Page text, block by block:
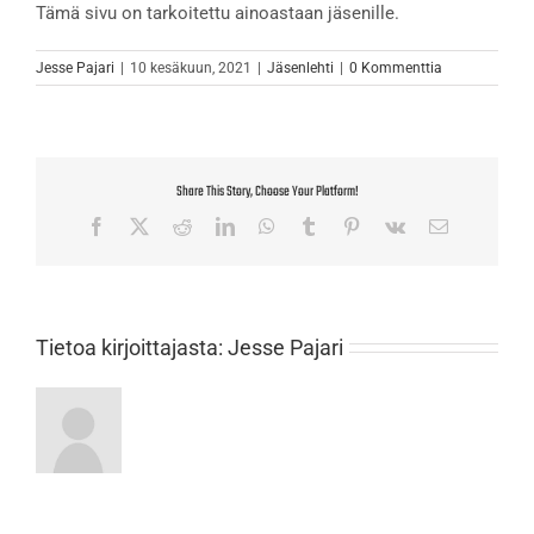
Tämä sivu on tarkoitettu ainoastaan jäsenille.
Jesse Pajari | 10 kesäkuun, 2021 | Jäsenlehti | 0 Kommenttia
Share This Story, Choose Your Platform!
Facebook RedditLinkedInWhatsApp
Tumblr Pinterest
Vk Sähköposti
Tietoa kirjoittajasta: Jesse Pajari